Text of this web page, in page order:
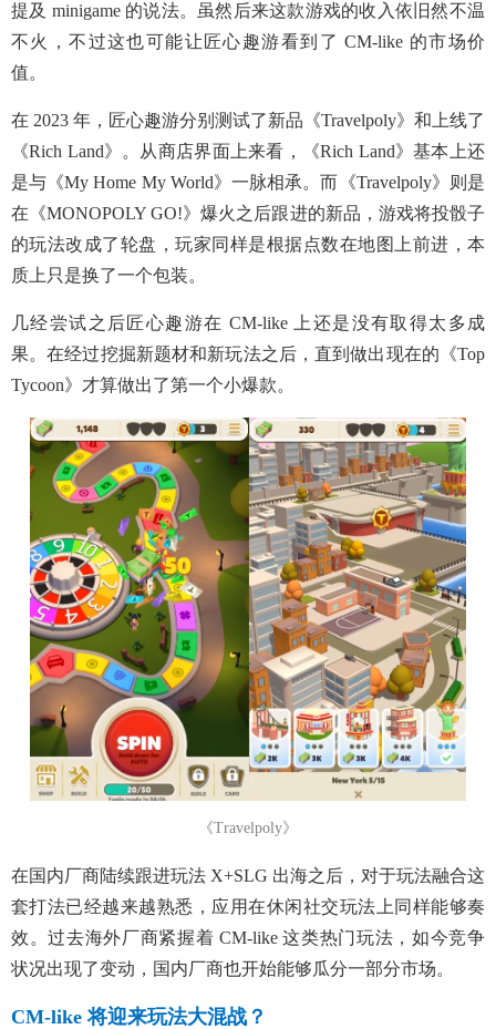
提及 minigame 的说法。虽然后来这款游戏的收入依旧然不温
不火，不过这也可能让匠心趣游看到了 CM-like 的市场价
值。
在 2023 年，匠心趣游分别测试了新品《Travelpoly》和上线了
《Rich Land》。从商店界面上来看，《Rich Land》基本上还
是与《My Home My World》一脉相承。而《Travelpoly》则是
在《MONOPOLY GO!》爆火之后跟进的新品，游戏将投骰子
的玩法改成了轮盘，玩家同样是根据点数在地图上前进，本
质上只是换了一个包装。
几经尝试之后匠心趣游在 CM-like 上还是没有取得太多成
果。在经过挖掘新题材和新玩法之后，直到做出现在的《Top
Tycoon》才算做出了第一个小爆款。
《Travelpoly》
在国内厂商陆续跟进玩法 X+SLG 出海之后，对于玩法融合这
套打法已经越来越熟悉，应用在休闲社交玩法上同样能够奏
效。过去海外厂商紧握着 CM-like 这类热门玩法，如今竞争
状况出现了变动，国内厂商也开始能够瓜分一部分市场。
CM-like 将迎来玩法大混战？